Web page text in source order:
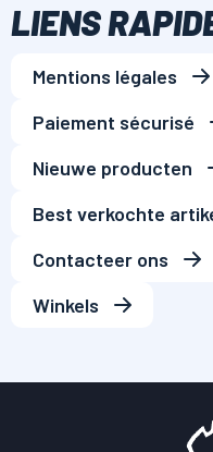
LIENS
Mentions légales
Paiement sécurisé
Nieuwe producten
Best verkochte
Contacteer ons
Winkels